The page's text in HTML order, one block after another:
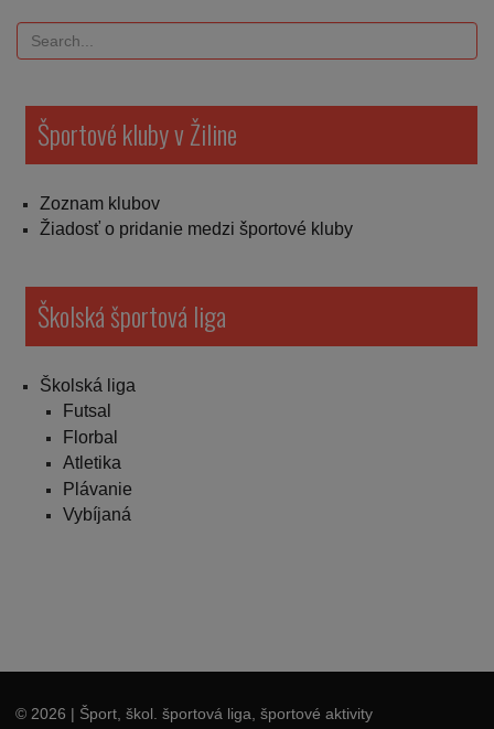
Športové kluby v Žiline
Zoznam klubov
Žiadosť o pridanie medzi športové kluby
Školská športová liga
Školská liga
Futsal
Florbal
Atletika
Plávanie
Vybíjaná
© 2026 | Šport, škol. športová liga, športové aktivity